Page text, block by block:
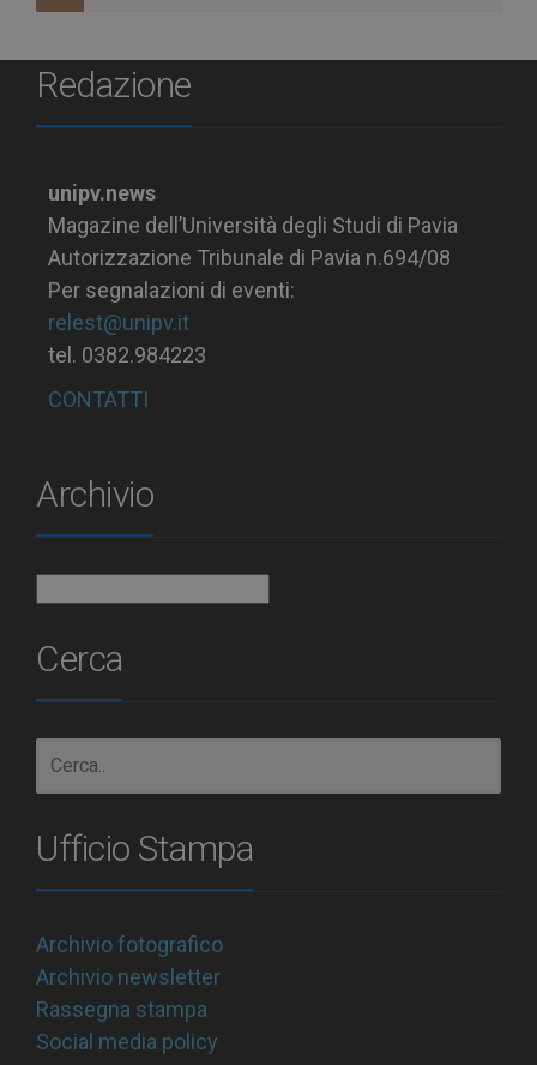
Redazione
unipv.news
Magazine dell’Università degli Studi di Pavia
Autorizzazione Tribunale di Pavia n.694/08
Per segnalazioni di eventi:
relest@unipv.it
tel. 0382.984223
CONTATTI
Archivio
Cerca
Ufficio Stampa
Archivio fotografico
Archivio newsletter
Rassegna stampa
Social media policy